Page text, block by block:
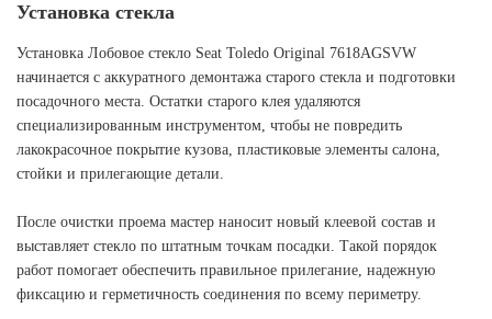
Установка стекла
Установка Лобовое стекло Seat Toledo Original 7618AGSVW
начинается с аккуратного демонтажа старого стекла и подготовки
посадочного места. Остатки старого клея удаляются
специализированным инструментом, чтобы не повредить
лакокрасочное покрытие кузова, пластиковые элементы салона,
стойки и прилегающие детали.
После очистки проема мастер наносит новый клеевой состав и
выставляет стекло по штатным точкам посадки. Такой порядок
работ помогает обеспечить правильное прилегание, надежную
фиксацию и герметичность соединения по всему периметру.